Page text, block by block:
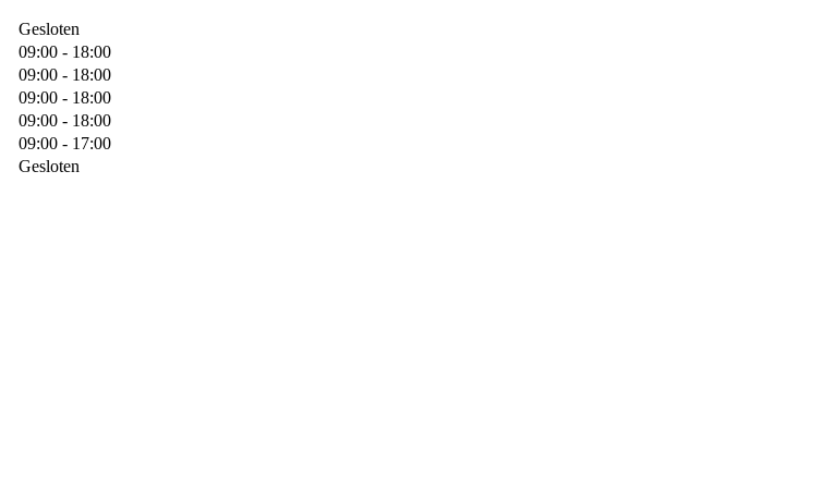
Gesloten
09:00 - 18:00
09:00 - 18:00
09:00 - 18:00
09:00 - 18:00
09:00 - 17:00
Gesloten